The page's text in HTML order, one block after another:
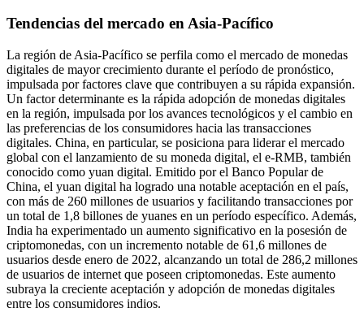
Tendencias del mercado en Asia-Pacífico
La región de Asia-Pacífico se perfila como el mercado de monedas
digitales de mayor crecimiento durante el período de pronóstico,
impulsada por factores clave que contribuyen a su rápida expansión.
Un factor determinante es la rápida adopción de monedas digitales
en la región, impulsada por los avances tecnológicos y el cambio en
las preferencias de los consumidores hacia las transacciones
digitales. China, en particular, se posiciona para liderar el mercado
global con el lanzamiento de su moneda digital, el e-RMB, también
conocido como yuan digital. Emitido por el Banco Popular de
China, el yuan digital ha logrado una notable aceptación en el país,
con más de 260 millones de usuarios y facilitando transacciones por
un total de 1,8 billones de yuanes en un período específico. Además,
India ha experimentado un aumento significativo en la posesión de
criptomonedas, con un incremento notable de 61,6 millones de
usuarios desde enero de 2022, alcanzando un total de 286,2 millones
de usuarios de internet que poseen criptomonedas. Este aumento
subraya la creciente aceptación y adopción de monedas digitales
entre los consumidores indios.